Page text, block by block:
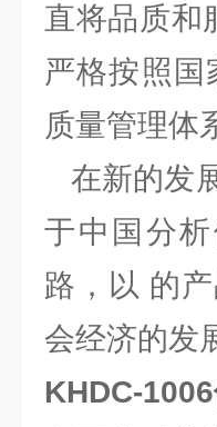
直将品质和
严格按照
质量管理体
在新的发
于中国分
路，以 的
会经济的发
KHDC-1006